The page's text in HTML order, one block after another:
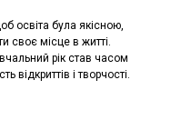
освіта була якісною,
своє місце в житті.
рік став часом
відкриттів і творчості.